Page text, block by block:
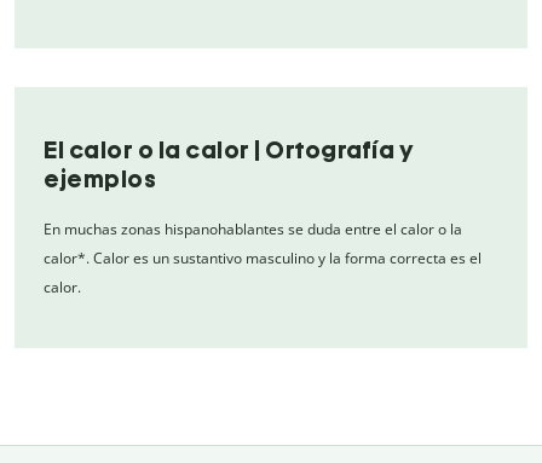
El calor o la calor | Ortografía y
ejemplos
En muchas zonas hispanohablantes se duda entre el calor o la
calor*. Calor es un sustantivo masculino y la forma correcta es el
calor.